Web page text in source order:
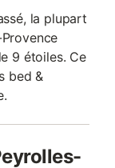
la plupart
9 étoiles. Ce
bed &